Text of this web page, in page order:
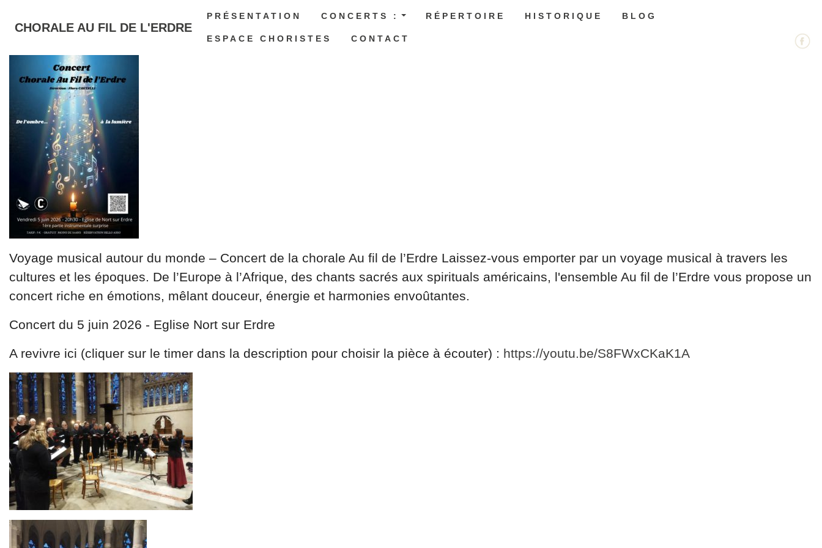
CHORALE AU FIL DE L'ERDRE
PRÉSENTATION CONCERTS : RÉPERTOIRE HISTORIQUE BLOG
ESPACE CHORISTES CONTACT
Voyage musical autour du monde – Concert de la chorale Au fil de l’Erdre Laissez-vous emporter par un voyage musical à travers les
cultures et les époques. De l’Europe à l’Afrique, des chants sacrés aux spirituals américains, l'ensemble Au fil de l’Erdre vous propose un
concert riche en émotions, mêlant douceur, énergie et harmonies envoûtantes.
Concert du 5 juin 2026 - Eglise Nort sur Erdre
A revivre ici (cliquer sur le timer dans la description pour choisir la pièce à écouter) : https://youtu.be/S8FWxCKaK1A